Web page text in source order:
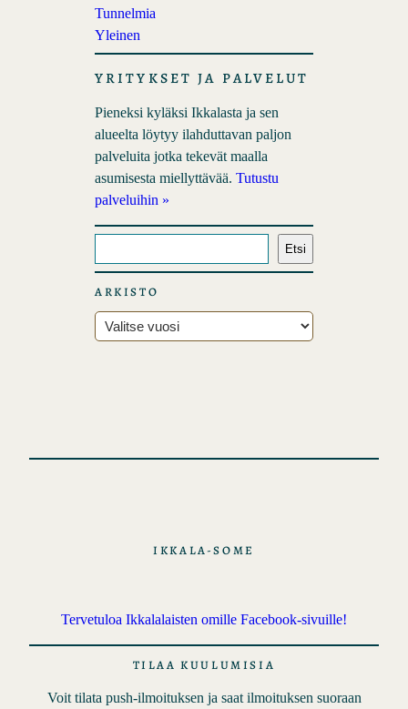
Tunnelmia
Yleinen
YRITYKSET JA PALVELUT
Pieneksi kyläksi Ikkalasta ja sen
alueelta löytyy ilahduttavan paljon
palveluita jotka tekevät maalla
asumisesta miellyttävää. Tutustu
palveluihin »
t
s
i
Etsi
ARKISTO
r
IKKALA-SOME
Tervetuloa Ikkalalaisten omille Facebook-sivuille!
TILAA KUULUMISIA
Voit tilata push-ilmoituksen ja saat ilmoituksen suoraan